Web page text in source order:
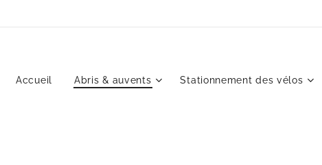
Accueil Abris & auvents Stationnement des vélos